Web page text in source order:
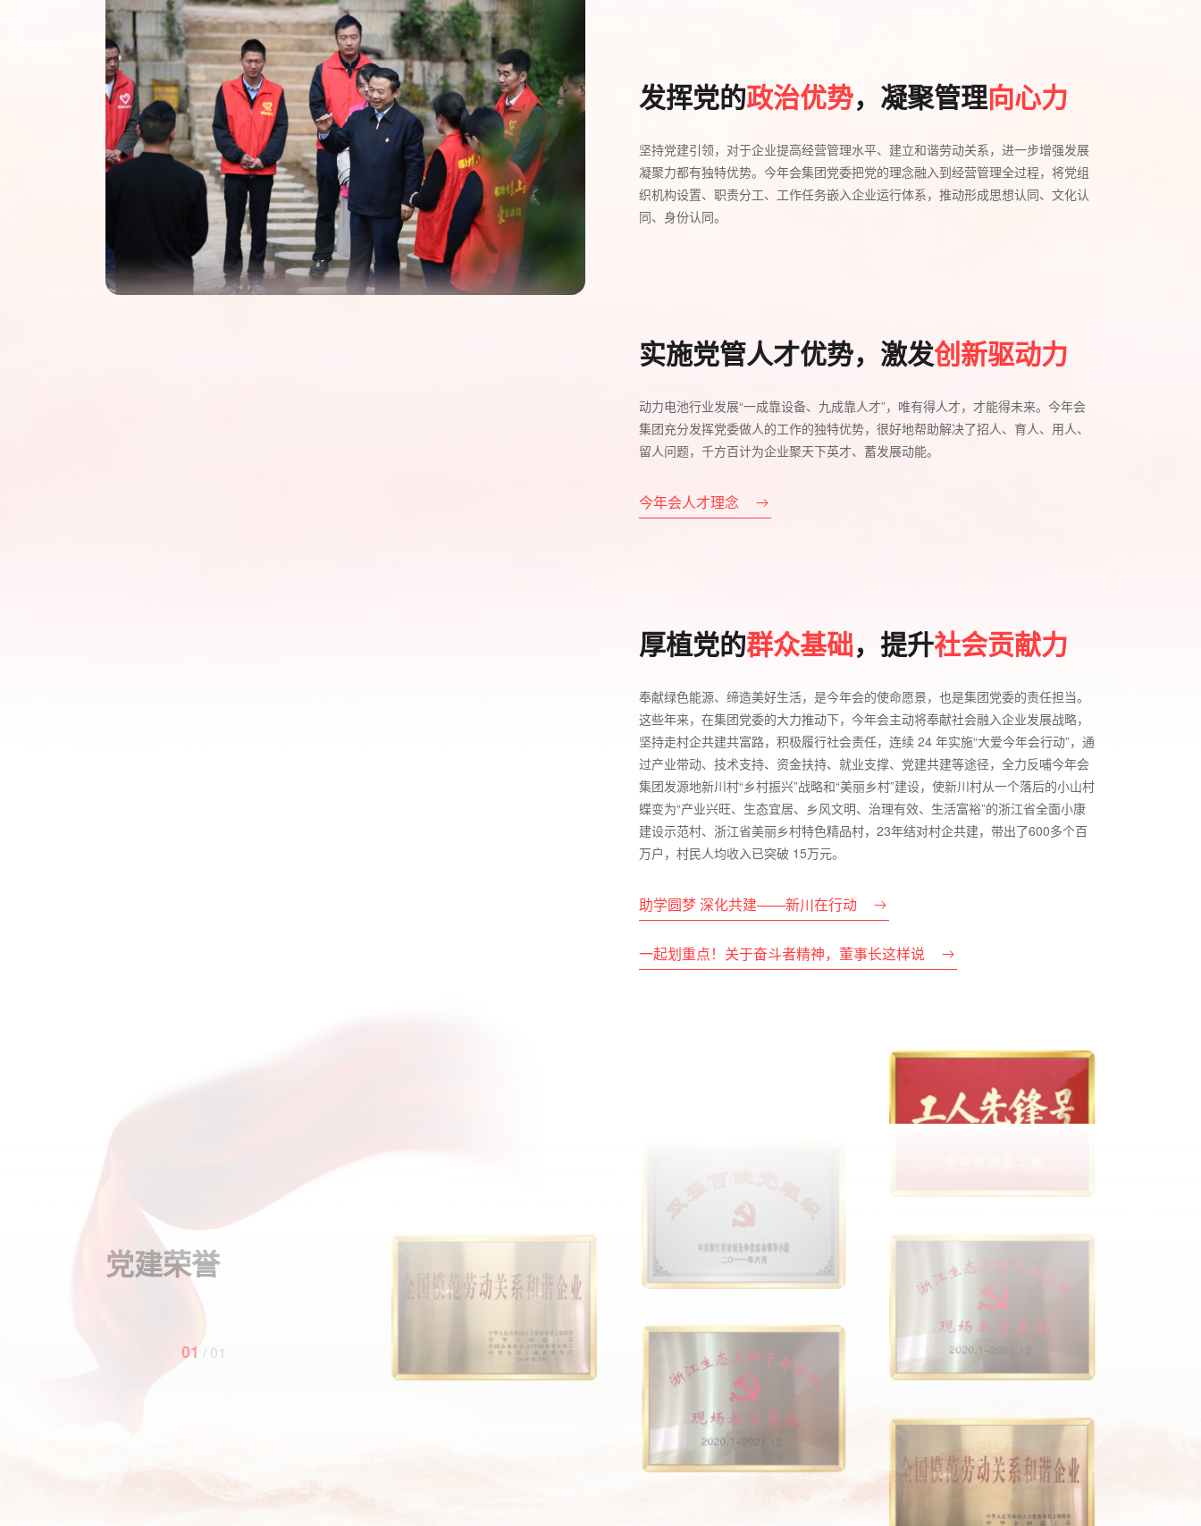
发挥党的政治优势，凝聚管理向心力
坚持党建引领，对于企业提高经营管理水平、建立和谐劳动关系，进一步增强发展
凝聚力都有独特优势。今年会集团党委把党的理念融入到经营管理全过程，将党组
织机构设置、职责分工、工作任务嵌入企业运行体系，推动形成思想认同、文化认
同、身份认同。
实施党管人才优势，激发创新驱动力
动力电池行业发展“一成靠设备、九成靠人才”，唯有得人才，才能得未来。今年会
集团充分发挥党委做人的工作的独特优势，很好地帮助解决了招人、育人、用人、
留人问题，千方百计为企业聚天下英才、蓄发展动能。
今年会人才理念
厚植党的群众基础，提升社会贡献力
奉献绿色能源、缔造美好生活，是今年会的使命愿景，也是集团党委的责任担当。
这些年来，在集团党委的大力推动下，今年会主动将奉献社会融入企业发展战略，
坚持走村企共建共富路，积极履行社会责任，连续 24 年实施“大爱今年会行动”，通
过产业带动、技术支持、资金扶持、就业支撑、党建共建等途径，全力反哺今年会
集团发源地新川村“乡村振兴”战略和“美丽乡村”建设，使新川村从一个落后的小山村
蝶变为“产业兴旺、生态宜居、乡风文明、治理有效、生活富裕”的浙江省全面小康
建设示范村、浙江省美丽乡村特色精品村，23年结对村企共建，带出了600多个百
万户，村民人均收入已突破 15万元。
助学圆梦 深化共建——新川在行动
一起划重点！关于奋斗者精神，董事长这样说
党建荣誉
01 / 01